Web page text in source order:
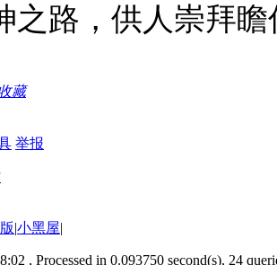
之路，供人崇拜瞻
藏
举报
|小黑屋|
, Processed in 0.093750 second(s), 24